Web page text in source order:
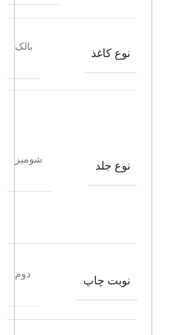
نوع کاغذ
بالک
نوع جلد
شومیز
نوبت چاپ
دوم